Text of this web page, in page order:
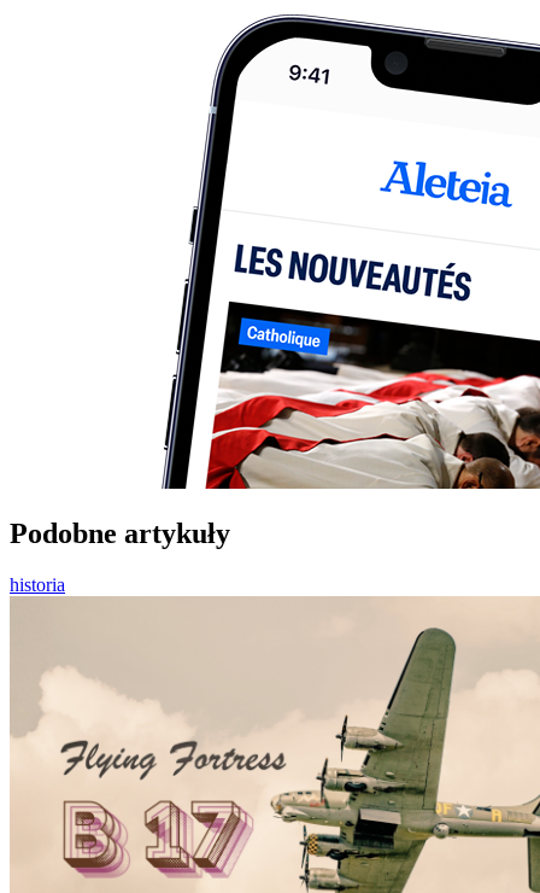
Podobne artykuły
historia